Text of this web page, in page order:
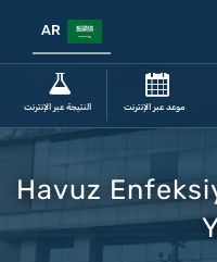
موعد عبر الإنترنت النتيجة عبر الإنترنت
Havuz